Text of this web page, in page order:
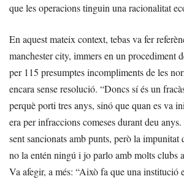
que les operacions tinguin una racionalitat
En aquest mateix context, tebas va fer
manchester city, immers en un procediment
per 115 presumptes incompliments de les
encara sense resolució. “Doncs sí és un
perquè porti tres anys, sinó que quan es va
era per infraccions comeses durant deu
sent sancionats amb punts, però la
no la entén ningú i jo parlo amb molts clubs
Va afegir, a més: “Això fa que una